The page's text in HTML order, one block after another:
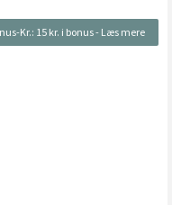
Kr.: 15 kr. i bonus- Læs mere